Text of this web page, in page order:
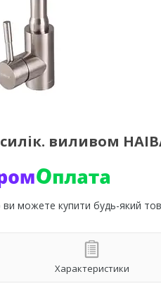
виливом HAIBA
ви можете купити будь-який
Характеристики